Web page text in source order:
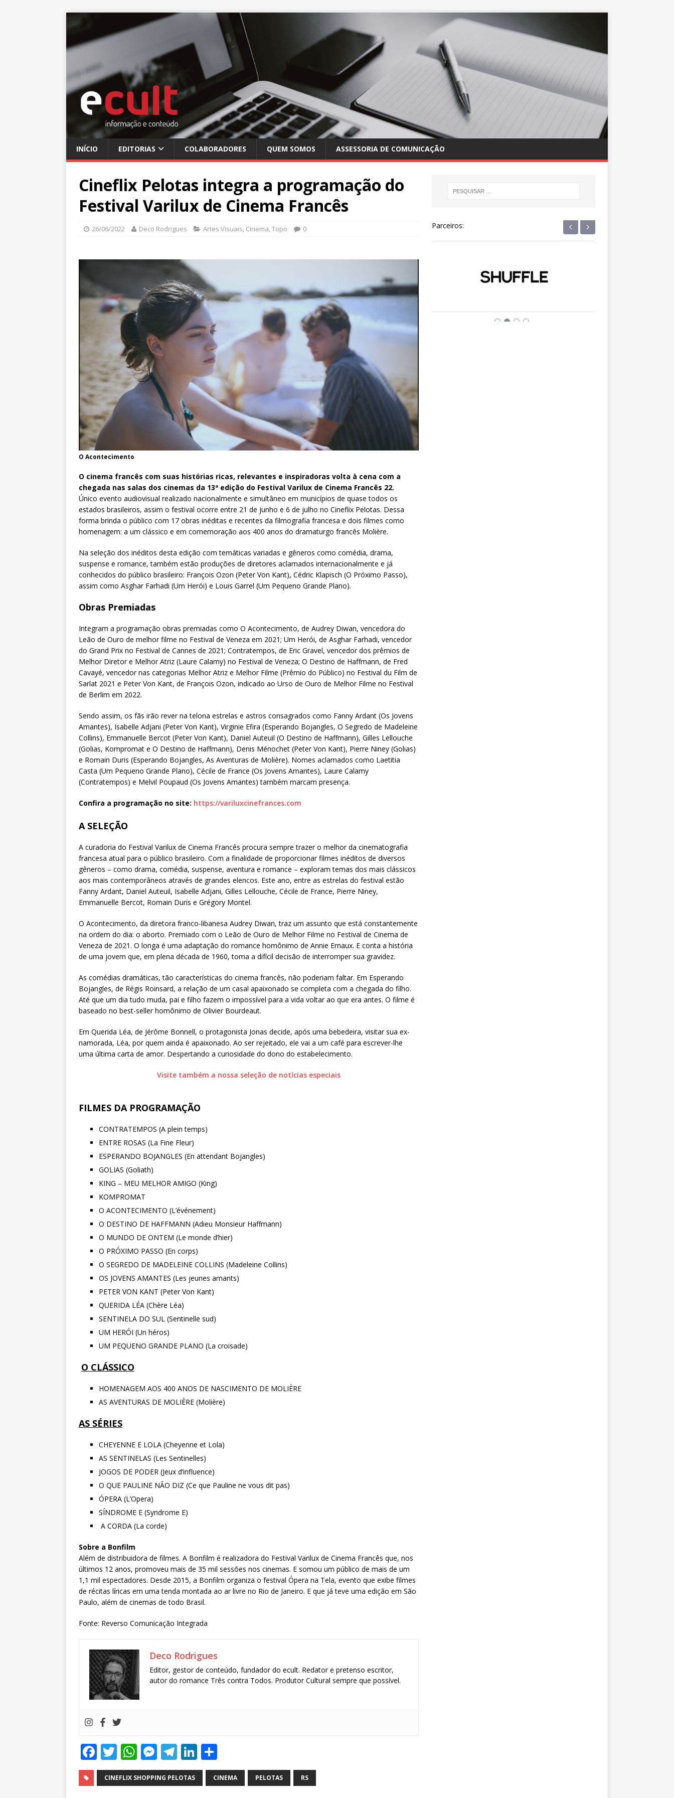
INÍCIO EDITORIAS COLABORADORES QUEM SOMOS ASSESSORIA DE COMUNICAÇÃO
Cineflix Pelotas integra a programação do
Festival Varilux de Cinema Francês
26/06/2022 Deco Rodrigues Artes Visuais Cinema Topo 0
O Acontecimento
O cinema francês com suas histórias ricas, relevantes e inspiradoras volta à cena com a
chegada nas salas dos cinemas da 13ª edição do Festival Varilux de Cinema Francês 22.
Único evento audiovisual realizado nacionalmente e simultâneo em municípios de quase todos os
estados brasileiros, assim o festival ocorre entre 21 de junho e 6 de julho no Cineflix Pelotas. Dessa
forma brinda o público com 17 obras inéditas e recentes da filmografia francesa e dois filmes como
homenagem: a um clássico e em comemoração aos 400 anos do dramaturgo francês Molière.
Na seleção dos inéditos desta edição com temáticas variadas e gêneros como comédia, drama,
suspense e romance, também estão produções de diretores aclamados internacionalmente e já
conhecidos do público brasileiro: François Ozon (Peter Von Kant), Cédric Klapisch (O Próximo Passo),
assim como Asghar Farhadi (Um Herói) e Louis Garrel (Um Pequeno Grande Plano).
Obras Premiadas
Integram a programação obras premiadas como O Acontecimento, de Audrey Diwan, vencedora do
Leão de Ouro de melhor filme no Festival de Veneza em 2021; Um Herói, de Asghar Farhadi, vencedor
do Grand Prix no Festival de Cannes de 2021; Contratempos, de Eric Gravel, vencedor dos prêmios de
Melhor Diretor e Melhor Atriz (Laure Calamy) no Festival de Veneza; O Destino de Haffmann, de Fred
Cavayé, vencedor nas categorias Melhor Atriz e Melhor Filme (Prêmio do Público) no Festival du Film de
Sarlat 2021 e Peter Von Kant, de François Ozon, indicado ao Urso de Ouro de Melhor Filme no Festival
de Berlim em 2022.
Sendo assim, os fãs irão rever na telona estrelas e astros consagrados como Fanny Ardant (Os Jovens
Amantes), Isabelle Adjani (Peter Von Kant), Virginie Efira (Esperando Bojangles, O Segredo de Madeleine
Collins), Emmanuelle Bercot (Peter Von Kant), Daniel Auteuil (O Destino de Haffmann), Gilles Lellouche
(Golias, Kompromat e O Destino de Haffmann), Denis Ménochet (Peter Von Kant), Pierre Niney (Golias)
e Romain Duris (Esperando Bojangles, As Aventuras de Molière). Nomes aclamados como Laetitia
Casta (Um Pequeno Grande Plano), Cécile de France (Os Jovens Amantes), Laure Calamy
(Contratempos) e Melvil Poupaud (Os Jovens Amantes) também marcam presença.
Confira a programação no site: https://variluxcinefrances.com
A SELEÇÃO
A curadoria do Festival Varilux de Cinema Francês procura sempre trazer o melhor da cinematografia
francesa atual para o público brasileiro. Com a finalidade de proporcionar filmes inéditos de diversos
gêneros – como drama, comédia, suspense, aventura e romance – exploram temas dos mais clássicos
aos mais contemporâneos através de grandes elencos. Este ano, entre as estrelas do festival estão
Fanny Ardant, Daniel Auteuil, Isabelle Adjani, Gilles Lellouche, Cécile de France, Pierre Niney,
Emmanuelle Bercot, Romain Duris e Grégory Montel.
O Acontecimento, da diretora franco-libanesa Audrey Diwan, traz um assunto que está constantemente
na ordem do dia: o aborto. Premiado com o Leão de Ouro de Melhor Filme no Festival de Cinema de
Veneza de 2021. O longa é uma adaptação do romance homônimo de Annie Ernaux. E conta a história
de uma jovem que, em plena década de 1960, toma a difícil decisão de interromper sua gravidez.
As comédias dramáticas, tão características do cinema francês, não poderiam faltar. Em Esperando
Bojangles, de Régis Roinsard, a relação de um casal apaixonado se completa com a chegada do filho.
Até que um dia tudo muda, pai e filho fazem o impossível para a vida voltar ao que era antes. O filme é
baseado no best-seller homônimo de Olivier Bourdeaut.
Em Querida Léa, de Jérôme Bonnell, o protagonista Jonas decide, após uma bebedeira, visitar sua ex-
namorada, Léa, por quem ainda é apaixonado. Ao ser rejeitado, ele vai a um café para escrever-lhe
uma última carta de amor. Despertando a curiosidade do dono do estabelecimento.
Visite também a nossa seleção de notícias especiais
FILMES DA PROGRAMAÇÃO
CONTRATEMPOS (A plein temps)
ENTRE ROSAS (La Fine Fleur)
ESPERANDO BOJANGLES (En attendant Bojangles)
GOLIAS (Goliath)
KING – MEU MELHOR AMIGO (King)
KOMPROMAT
O ACONTECIMENTO (L’événement)
O DESTINO DE HAFFMANN (Adieu Monsieur Haffmann)
O MUNDO DE ONTEM (Le monde d’hier)
O PRÓXIMO PASSO (En corps)
O SEGREDO DE MADELEINE COLLINS (Madeleine Collins)
OS JOVENS AMANTES (Les jeunes amants)
PETER VON KANT (Peter Von Kant)
QUERIDA LÉA (Chère Léa)
SENTINELA DO SUL (Sentinelle sud)
UM HERÓI (Un héros)
UM PEQUENO GRANDE PLANO (La croisade)
O CLÁSSICO
HOMENAGEM AOS 400 ANOS DE NASCIMENTO DE MOLIÈRE
AS AVENTURAS DE MOLIÈRE (Molière)
AS SÉRIES
CHEYENNE E LOLA (Cheyenne et Lola)
AS SENTINELAS (Les Sentinelles)
JOGOS DE PODER (Jeux d’influence)
O QUE PAULINE NÃO DIZ (Ce que Pauline ne vous dit pas)
ÓPERA (L’Opera)
SÍNDROME E (Syndrome E)
A CORDA (La corde)
Sobre a Bonfilm
Além de distribuidora de filmes. A Bonfilm é realizadora do Festival Varilux de Cinema Francês que, nos
últimos 12 anos, promoveu mais de 35 mil sessões nos cinemas. E somou um público de mais de um
1,1 mil espectadores. Desde 2015, a Bonfilm organiza o festival Ópera na Tela, evento que exibe filmes
de récitas líricas em uma tenda montada ao ar livre no Rio de Janeiro. E que já teve uma edição em São
Paulo, além de cinemas de todo Brasil.
Fonte: Reverso Comunicação Integrada
Deco Rodrigues
Editor, gestor de conteúdo, fundador do ecult. Redator e pretenso escritor,
autor do romance Três contra Todos. Produtor Cultural sempre que possível.
F
a
c
T
w
it
W
h
at
M
e
ss
T
el
e
Li
n
k
h
ar
CINEFLIX SHOPPING PELOTAS CINEMA PELOTAS RS
Parceiros: ‹ ›